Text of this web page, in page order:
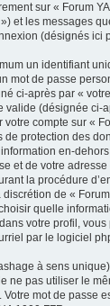
sur « Forum
et les messages
(désignés ici
un identifiant
mot de passe
ci-après par «
(désignée ci-
compte sur «
de protection des
en-
et de votre
la procédure
de «
quelle
votre profil,
par le logiciel
à sens
ne pas utiliser le
mot de passe